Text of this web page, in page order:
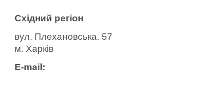
Східний регіон
вул. Плехановська, 57
м. Харків
E-mail: